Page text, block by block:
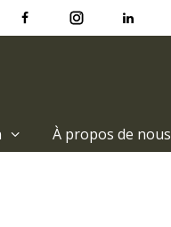
À propos de nous